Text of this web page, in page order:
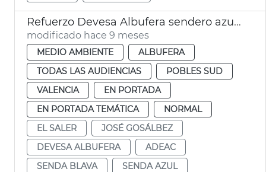
Refuerzo Devesa Albufera sendero azul El Saler
modificado hace 9 meses
MEDIO AMBIENTE
ALBUFERA
TODAS LAS AUDIENCIAS
POBLES SUD
VALENCIA
EN PORTADA
EN PORTADA TEMÁTICA
NORMAL
EL SALER
JOSÉ GOSÁLBEZ
DEVESA ALBUFERA
ADEAC
SENDA BLAVA
SENDA AZUL